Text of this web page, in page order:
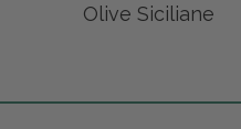
Olive Siciliane